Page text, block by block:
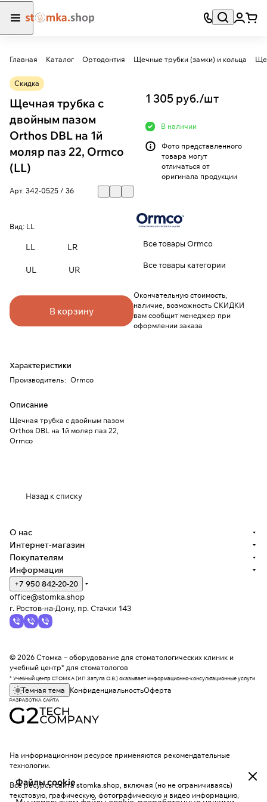
Главная Каталог Ортодонтия Щечные трубки (замки) и кольца
Скидка
Щечная трубка с
двойным пазом
Orthos DBL на 1й
моляр паз 22, Ormco
(LL)
Арт. 342-0525 / 36
Вид: LL
LL LR
UL UR
В корзину
Характеристики
Производитель: Ormco
Описание
Щечная трубка с двойным пазом
Orthos DBL на 1й моляр паз 22,
Ormco
1 305 руб./шт
В наличии
Фото представленного
товара могут
отличаться от
оригинала продукции
Все товары Ormco
Все товары категории
Окончательную стоимость,
наличие, возможность СКИДКИ
вам сообщит менеджер при
оформлении заказа
Назад к списку
Файлы cookie
О нас
Интернет-магазин
Покупателям
Информация
+7 950 842-20-20
office@stomka.shop
г. Ростов-на-Дону, пр. Стачки 143
© 2026 Стомка – оборудование для стоматологических клиник и
учебный центр* для стоматологов
* Учебный центр СТОМКА (ИП Затула О.В.) оказывает информационно-консультационные услуги
Темная тема КонфиденциальностьОферта
На информационном ресурсе применяются рекомендательные
технологии.
Все ресурсы сайта stomka.shop, включая (но не ограничиваясь)
текстовую, графическую, фотографическую и видео информацию,